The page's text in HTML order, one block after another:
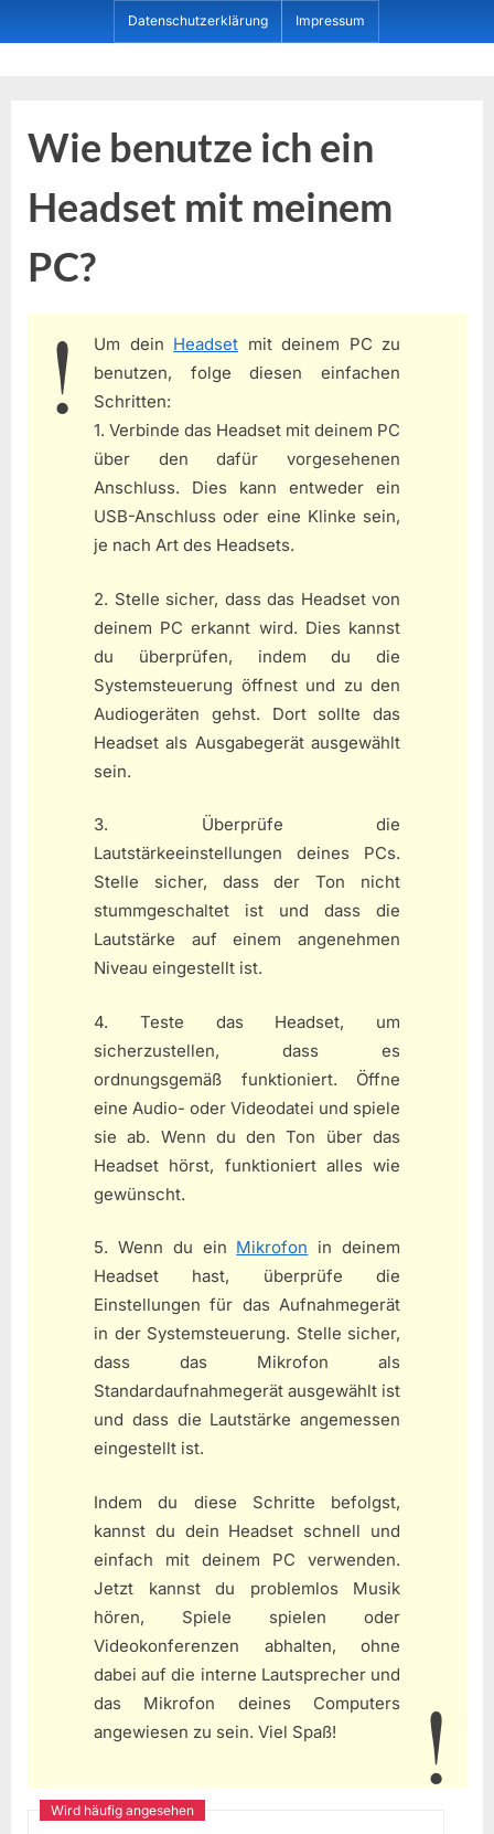
to
Datenschutzerklärung Impressum
Wie benutze ich ein
Headset mit meinem
PC?
Um dein Headset mit deinem PC zu
benutzen, folge diesen einfachen
Schritten:
1. Verbinde das Headset mit deinem PC
über den dafür vorgesehenen
Anschluss. Dies kann entweder ein
USB-Anschluss oder eine Klinke sein,
je nach Art des Headsets.
2. Stelle sicher, dass das Headset von
deinem PC erkannt wird. Dies kannst
du überprüfen, indem du die
Systemsteuerung öffnest und zu den
Audiogeräten gehst. Dort sollte das
Headset als Ausgabegerät ausgewählt
sein.
3. Überprüfe die
Lautstärkeeinstellungen deines PCs.
Stelle sicher, dass der Ton nicht
stummgeschaltet ist und dass die
Lautstärke auf einem angenehmen
Niveau eingestellt ist.
4. Teste das Headset, um
sicherzustellen, dass es
ordnungsgemäß funktioniert. Öffne
eine Audio- oder Videodatei und spiele
sie ab. Wenn du den Ton über das
Headset hörst, funktioniert alles wie
gewünscht.
5. Wenn du ein Mikrofon in deinem
Headset hast, überprüfe die
Einstellungen für das Aufnahmegerät
in der Systemsteuerung. Stelle sicher,
dass das Mikrofon als
Standardaufnahmegerät ausgewählt ist
und dass die Lautstärke angemessen
eingestellt ist.
Indem du diese Schritte befolgst,
kannst du dein Headset schnell und
einfach mit deinem PC verwenden.
Jetzt kannst du problemlos Musik
hören, Spiele spielen oder
Videokonferenzen abhalten, ohne
dabei auf die interne Lautsprecher und
das Mikrofon deines Computers
angewiesen zu sein. Viel Spaß!